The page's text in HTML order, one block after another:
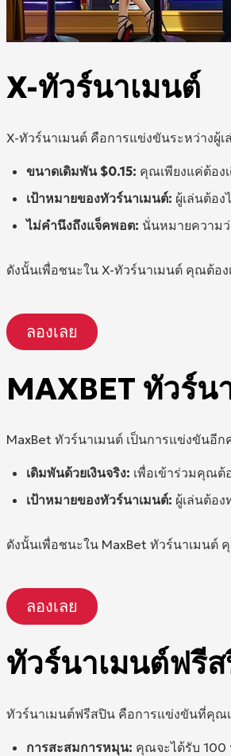
X-ทัวร์นาเมนต์
X-ทัวร์นาเมนต์ คือการแข่งขันระหว่างผู้
ขนาดเดิมพัน $0.15: คุณเพียงแค่ต้อง
เป้าหมายของทัวร์นาเมนต์: ผู้เล่นต้อ
ไม่คำนึงถึงแจ็คพอต: นั่นหมายความว่
ดังนั้นเพื่อชนะใน X-ทัวร์นาเมนต์ คุณต้อ
ลองเลย
MAXBET ทัวร์น
MaxBet ทัวร์นาเมนต์ เป็นการแข่งขันอี
เดิมพันด้วยเงินจริง: เพื่อเข้าร่วมคุณต้
เป้าหมายของทัวร์นาเมนต์: ผู้เล่นต้อ
ดังนั้นเพื่อชนะใน MaxBet ทัวร์นาเมนต์
ลองเลย
ทัวร์นาเมนต์ฟรี
ทัวร์นาเมนต์ฟรีสปิน คือการแข่งขันที่คุณ
การสะสมการหมุน: คุณจะได้รับ